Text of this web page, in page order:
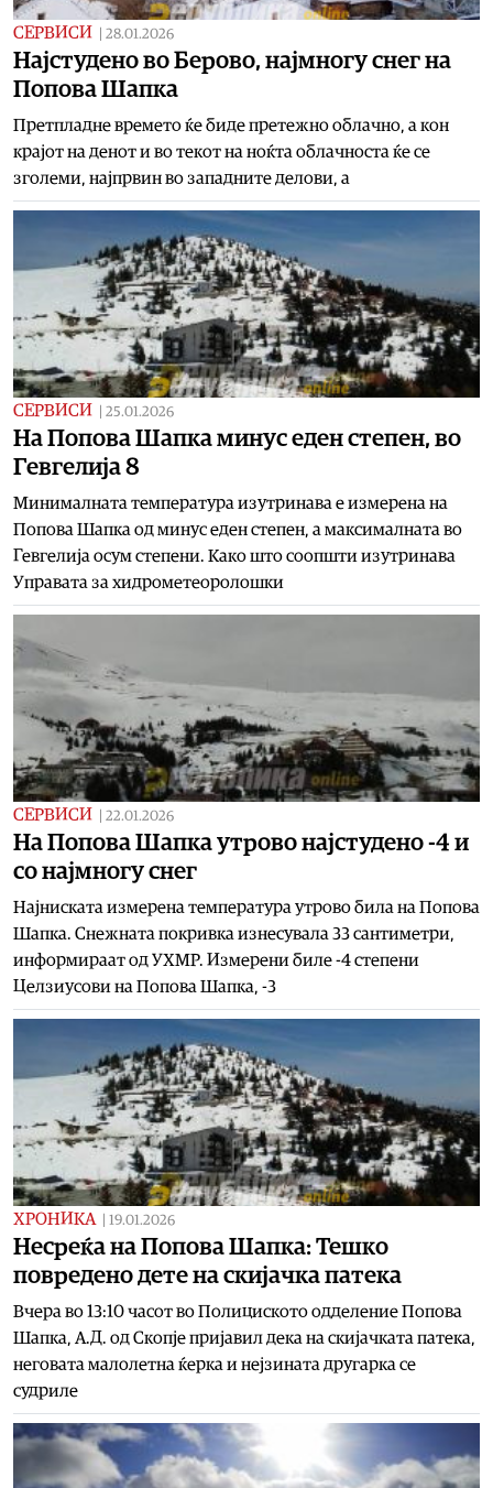
СЕРВИСИ 28.01.2026
Најстудено во Берово, најмногу снег на
Попова Шапка
Претпладне времето ќе биде претежно облачно, а кон
крајот на денот и во текот на ноќта облачноста ќе се
зголеми, најпрвин во западните делови, а
СЕРВИСИ 25.01.2026
На Попова Шапка минус еден степен, во
Гевгелија 8
Минималната температура изутринава е измерена на
Попова Шапка од минус еден степен, а максималната во
Гевгелија осум степени. Како што соопшти изутринава
Управата за хидрометеоролошки
СЕРВИСИ 22.01.2026
На Попова Шапка утрово најстудено -4 и
со најмногу снег
Најниската измерена температура утрово била на Попова
Шапка. Снежната покривка изнесувала 33 сантиметри,
информираат од УХМР. Измерени биле -4 степени
Целзиусови на Попова Шапка, -3
ХРОНИКА 19.01.2026
Несреќа на Попова Шапка: Тешко
повредено дете на скијачка патека
Вчера во 13:10 часот во Полициското одделение Попова
Шапка, А.Д. од Скопје пријавил дека на скијачката патека,
неговата малолетна ќерка и нејзината другарка се
судриле